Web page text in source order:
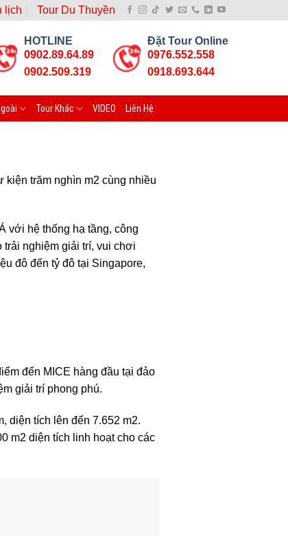
lịch Tour Du Thuyền
HOTLINE
0902.89.64.89
0902.509.319
Đặt Tour Online
0976.552.558
0918.693.644
Tour Khác VIDEO Liên Hệ
kiện trăm nghìn m2 cùng nhiều
với hệ thống hạ tầng, công
nghiệm giải trí, vui chơi
đô đến tỷ đô tại Singapore,
đến MICE hàng đầu tại đảo
giải trí phong phú.
diện tích lên đến 7.652 m2.
m2 diện tích linh hoạt cho các